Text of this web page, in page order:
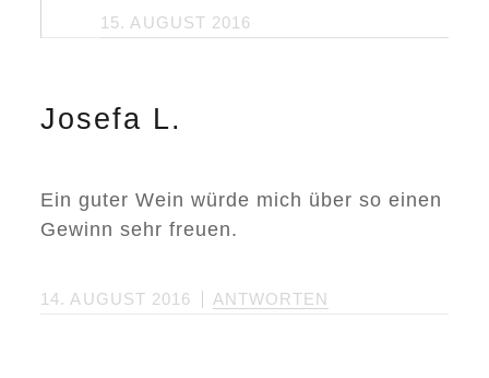
15. AUGUST 2016
Josefa L.
Ein guter Wein würde mich über so einen
Gewinn sehr freuen.
14. AUGUST 2016 ANTWORTEN